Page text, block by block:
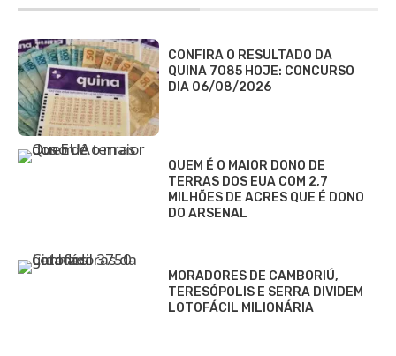
CONFIRA O RESULTADO DA
QUINA 7085 HOJE: CONCURSO
DIA 06/08/2026
QUEM É O MAIOR DONO DE
TERRAS DOS EUA COM 2,7
MILHÕES DE ACRES QUE É DONO
DO ARSENAL
MORADORES DE CAMBORIÚ,
TERESÓPOLIS E SERRA DIVIDEM
LOTOFÁCIL MILIONÁRIA